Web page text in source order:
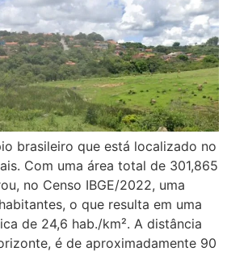
brasileiro que está localizado no
Com uma área total de 301,865
no Censo IBGE/2022, uma
o que resulta em uma
de 24,6 hab./km². A distância
é de aproximadamente 90